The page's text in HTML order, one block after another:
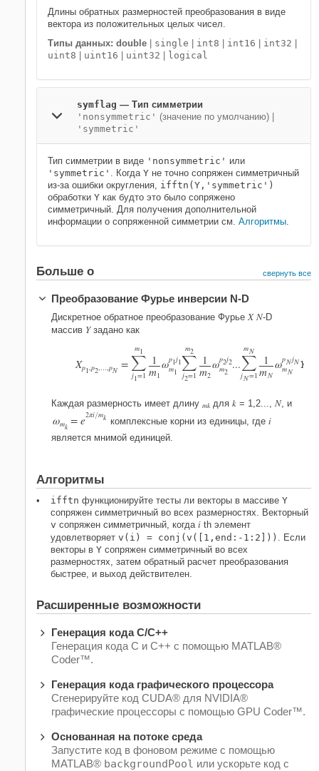
Длины обратных размерностей преобразования в виде
вектора из положительных целых чисел.
Типы данных: double
single int8 int16 int32
uint8
uint16 uint32 logical
symflag — Тип симметрии
'nonsymmetric' (значение по умолчанию) |
'symmetric'
Тип симметрии в виде 'nonsymmetric' или
'symmetric' . Когда Y не точно сопряжен симметричный
из-за ошибки округления, ifftn(Y,'symmetric')
обработки Y как будто это было сопряжено
симметричный. Для получения дополнительной
информации о сопряженной симметрии см. Алгоритмы.
Больше о свернуть все
Преобразование Фурье инверсии N-D
Дискретное обратное преобразование Фурье X N-D
массив Yзадано как
Xp1,p2,...,pN =
m1

j1=1
1
m1
ωp1j1
m1
m2

j2=1
1
m2
ωp2j2
m2 ...
mN

jN=1
1
mN
ωpNjN
mN Y
Каждая размерность имеет длину mk для k = 1,2..., N, и
ωmk =e2πi/mk комплексные корни из единицы, где i
является мнимой единицей.
Алгоритмы
ifftn функционируйте тесты ли векторы в массиве Y
сопряжен симметричный во всех размерностях. Векторный
v сопряжен симметричный, когда i th элемент
удовлетворяет v(i) = conj(v([1,end:-1:2])) . Если
векторы в Y сопряжен симметричный во всех
размерностях, затем обратный расчет преобразования
быстрее, и выход действителен.
Расширенные возможности
Генерация кода C/C++
Генерация кода C и C++ с помощью MATLAB®
Coder™.
Генерация кода графического процессора
Сгенерируйте код CUDA® для NVIDIA®
графические процессоры с помощью GPU Coder™.
Основанная на потоке среда
Запустите код в фоновом режиме с помощью
MATLAB® backgroundPool или ускорьте код с